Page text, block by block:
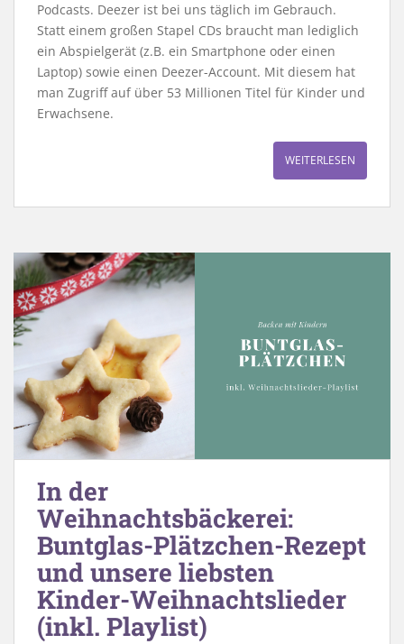
Podcasts. Deezer ist bei uns täglich im Gebrauch.
Statt einem großen Stapel CDs braucht man lediglich
ein Abspielgerät (z.B. ein Smartphone oder einen
Laptop) sowie einen Deezer-Account. Mit diesem hat
man Zugriff auf über 53 Millionen Titel für Kinder und
Erwachsene.
WEITERLESEN
In der
Weihnachtsbäckerei:
Buntglas-Plätzchen-Rezept
und unsere liebsten
Kinder-Weihnachtslieder
(inkl. Playlist)